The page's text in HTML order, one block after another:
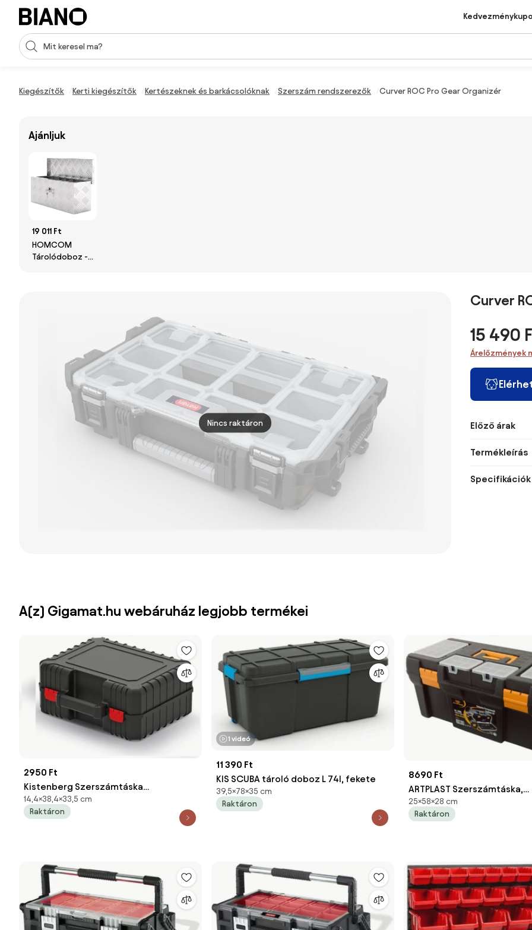
Navigáció kihagyása, ugrás a tartalomra
Keresési bevitel
Kiegészítők Kerti kiegészítők Kertészeknek és barkácsolóknak Szerszám rendszerezők Curver ROC Pro Gear Organizér
Ajánljuk
19 011 Ft
HOMCOM
Tárolódoboz -
Nincs raktáron
Curver
15 490
Árelőzmények
Előző árak
Termékleírás
Specifikációk
A(z) Gigamat.hu webáruház legjobb termékei
2950 Ft
Kistenberg Szerszámtáska
rögzítőcsíkokkal HEAVY fekete
384x335x144
14,4×38,4×33,5 cm
Raktáron
1 videó
11 390 Ft
KIS SCUBA tároló doboz L 74l, fekete
39,5×78×35 cm
Raktáron
8690 Ft
ARTPLAST Szerszámtáska,
580x280x250 mm
25×58×28 cm
Raktáron